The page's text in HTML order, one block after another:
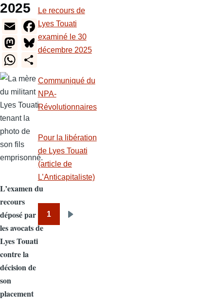
2025
E
m
ail
F
a
c
b
o
k
M
a
st
o
d
o
n
Bl
u
e
sk
y
W
h
at
s
A
p
p
S
h
ar
e
L’examen du
recours
déposé par
les avocats de
Lyes Touati
contre la
décision de
son
placement
Le recours de
Lyes Touati
examiné le 30
décembre 2025
Communiqué du
NPA-
Révolutionnaires
Pour la libération
de Lyes Touati
(article de
L’Anticapitaliste)
Pagination
1